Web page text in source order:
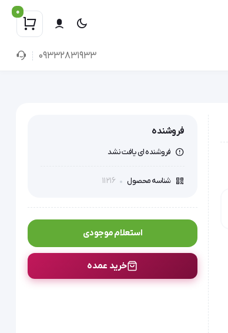
0
09332831933
فروشنده
فروشنده ای یافت نشد
شناسه محصول 11216
استعلام موجودی
خرید عمده